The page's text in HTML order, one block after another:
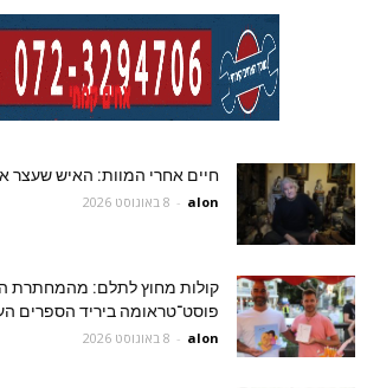
חיים אחרי המוות: האיש שעצר
alon
- 8 באוגוסט 2026
קולות מחוץ לתלם: מהמחתרת
פוסט־טראומה ביריד הספרים
alon
- 8 באוגוסט 2026